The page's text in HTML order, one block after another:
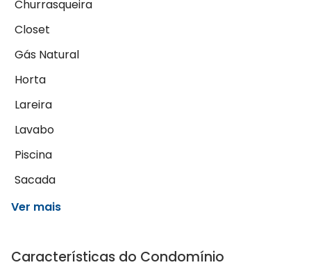
Churrasqueira
Closet
Gás Natural
Horta
Lareira
Lavabo
Piscina
Sacada
Ver mais
Características do Condomínio